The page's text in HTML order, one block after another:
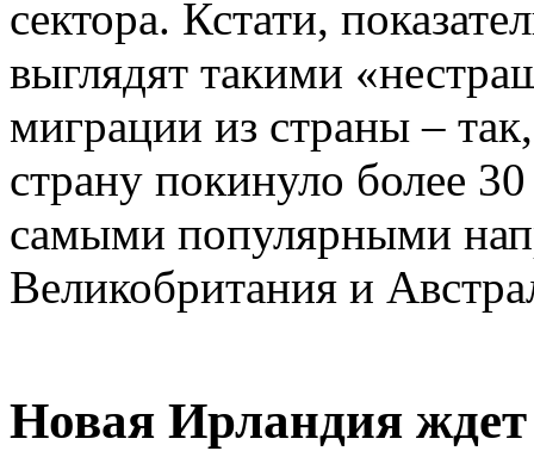
сектора. Кстати,
выглядят такими
миграции из страны –
страну покинуло более
самыми популярными
Великобритания и
Новая Ирландия